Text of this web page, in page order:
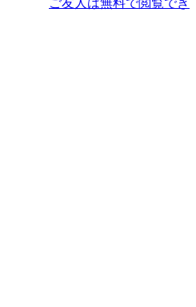
ご友人は無料で閲覧でき